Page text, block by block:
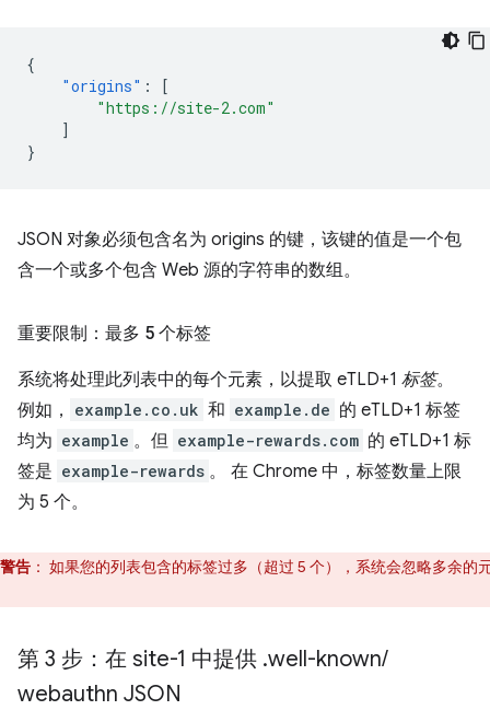
{
"origins" :
[
"https://site-2.com"
]
}
JSON 对象必须包含名为 origins 的键，该键的值是一个包
含一个或多个包含 Web 源的字符串的数组。
重要限制：最多 5 个标签
系统将处理此列表中的每个元素，以提取 eTLD+1 标签。
例如，
example.co.uk 和 example.de 的 eTLD+1 标签
均为 example 。但 example-rewards.com 的 eTLD+1 标
签是 example-rewards 。 在 Chrome 中，标签数量上限
为 5 个。
警告 ： 如果您的列表包含的标签过多（超过 5 个），系统会忽略多余的
第 3 步：在 site-1 中提供 .well-known/
webauthn JSON